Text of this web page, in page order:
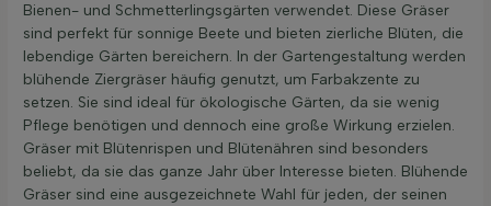
Bienen- und Schmetterlingsgärten verwendet. Diese Gräser
sind perfekt für sonnige Beete und bieten zierliche Blüten, die
lebendige Gärten bereichern. In der Gartengestaltung werden
blühende Ziergräser häufig genutzt, um Farbakzente zu
setzen. Sie sind ideal für ökologische Gärten, da sie wenig
Pflege benötigen und dennoch eine große Wirkung erzielen.
Gräser mit Blütenrispen und Blütenähren sind besonders
beliebt, da sie das ganze Jahr über Interesse bieten. Blühende
Gräser sind eine ausgezeichnete Wahl für jeden, der seinen